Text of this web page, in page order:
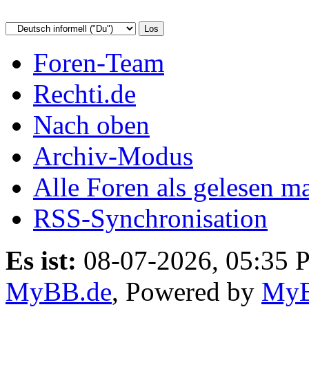
Foren-Team
Rechti.de
Nach oben
Archiv-Modus
Alle Foren als gelesen
RSS-Synchronisation
Es ist: 08-07-2026, 05:35
MyBB.de, Powered by